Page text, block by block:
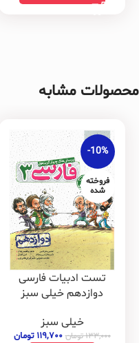
محصولات مشابه
-10%
فروخته
شده
تست ادبیات فارسی
دوازدهم خیلی سبز
خیلی سبز
۱۳۳,۰۰۰تومان ۱۱۹,۷۰۰ تومان